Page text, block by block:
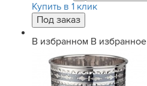
Купить в 1 клик
В избранном В избранное